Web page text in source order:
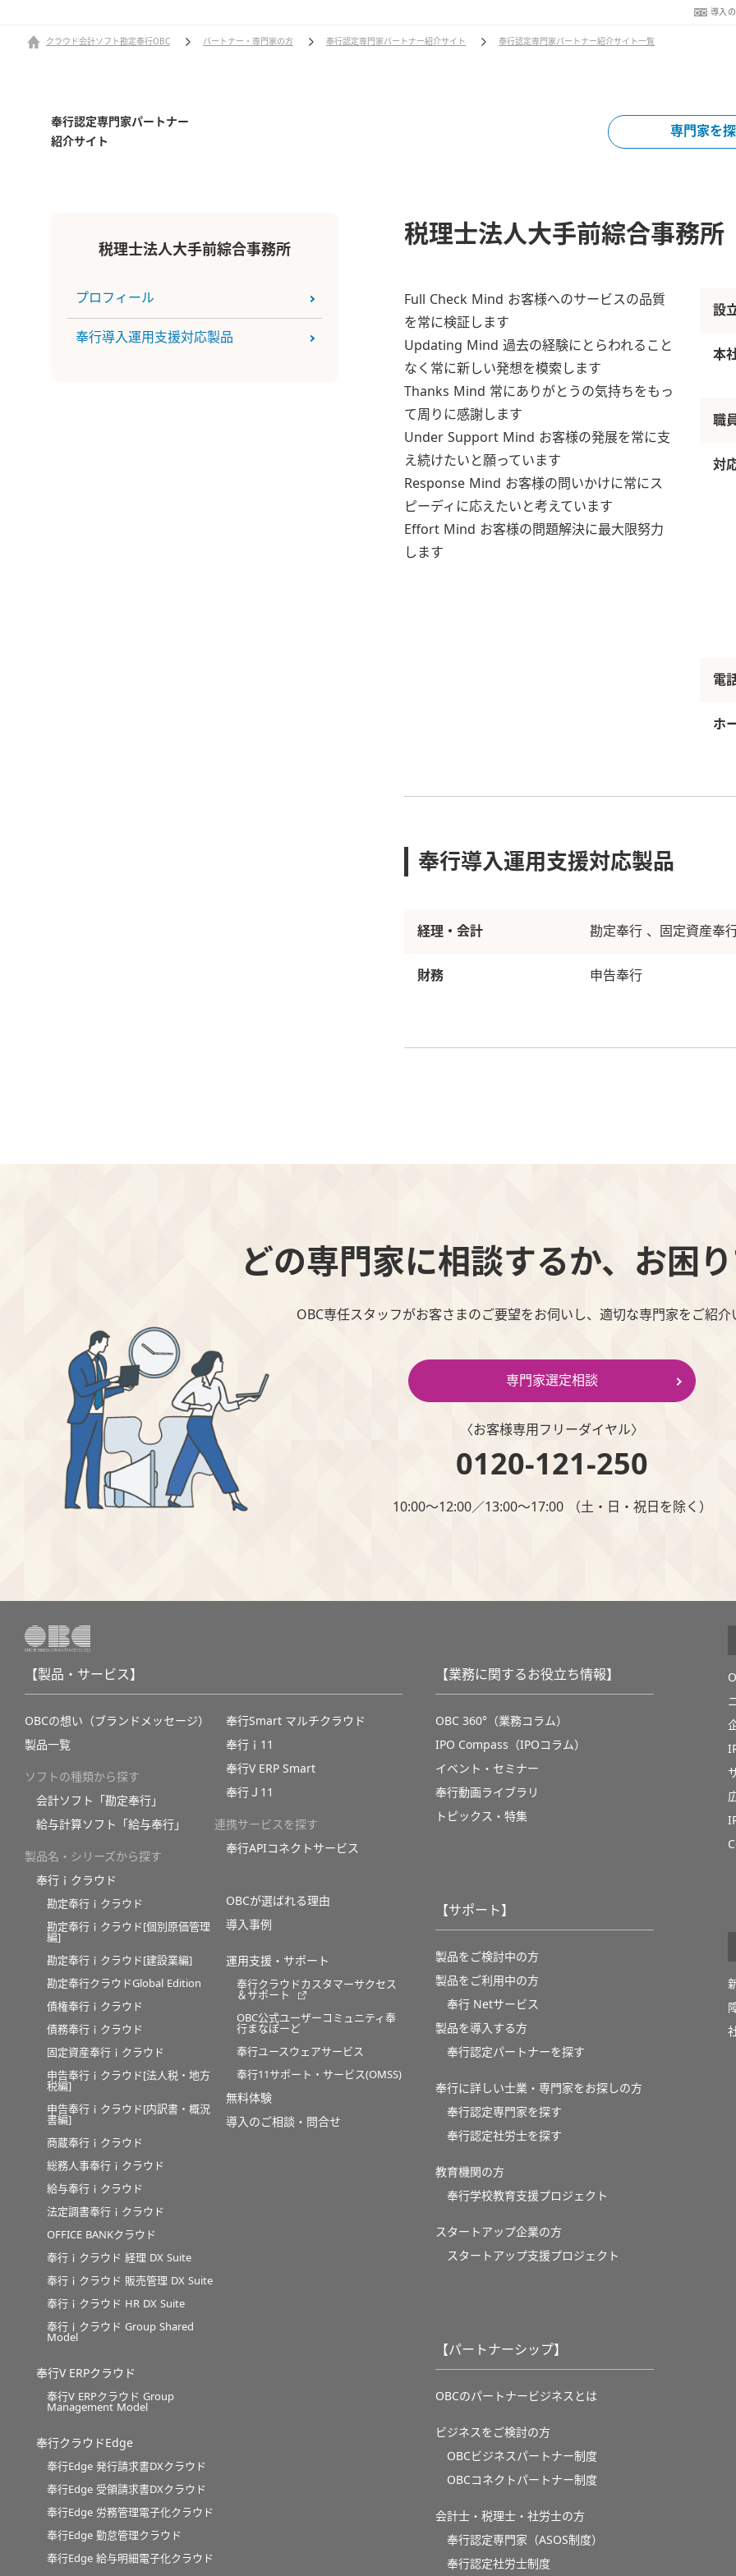
導入
クラウド会計ソフト勘定奉行OBC パートナー・専門家の方 奉行認定専門家パートナー紹介サイト 奉行認定専門家パートナー紹介サイト一覧
奉行認定専門家パートナー
紹介サイト
専門家を
税理士法人大手前綜合事務所
プロフィール
奉行導入運用支援対応製品
税理士法人大手前綜合事務所
Full Check Mind お客様へのサービスの品質
を常に検証します
Updating Mind 過去の経験にとらわれること
なく常に新しい発想を模索します
Thanks Mind 常にありがとうの気持ちをもっ
て周りに感謝します
Under Support Mind お客様の発展を常に支
え続けたいと願っています
Response Mind お客様の問いかけに常にス
ピーディに応えたいと考えています
Effort Mind お客様の問題解決に最大限努力
します
設
本
職
対
電
ホ
奉行導入運用支援対応製品
経理・会計 勘定奉行 固定資産奉
財務 申告奉行
どの専門家に相談するか、お困
OBC専任スタッフがお客さまのご要望をお伺いし、適切な専門家をご紹介
専門家選定相談
〈お客様専⽤フリーダイヤル〉
0120-121-250
10:00～12:00∕13:00～17:00 （⼟・⽇・祝⽇を除く）
【製品・サービス】
OBCの想い（ブランドメッセージ）
製品一覧
ソフトの種類から探す
会計ソフト「勘定奉行」
給与計算ソフト「給与奉行」
製品名・シリーズから探す
奉行ｉクラウド
勘定奉行ｉクラウド
勘定奉行ｉクラウド[個別原価管理
編]
勘定奉行ｉクラウド[建設業編]
勘定奉行クラウドGlobal Edition
債権奉行ｉクラウド
債務奉行ｉクラウド
固定資産奉行ｉクラウド
申告奉行ｉクラウド[法人税・地方
税編]
申告奉行ｉクラウド[内訳書・概況
書編]
商蔵奉行ｉクラウド
総務人事奉行ｉクラウド
給与奉行ｉクラウド
法定調書奉行ｉクラウド
OFFICE BANKクラウド
奉行ｉクラウド 経理 DX Suite
奉行ｉクラウド 販売管理 DX Suite
奉行ｉクラウド HR DX Suite
奉行ｉクラウド Group Shared
Model
奉行V ERPクラウド
奉行V ERPクラウド Group
Management Model
奉行クラウドEdge
奉行Edge 発行請求書DXクラウド
奉行Edge 受領請求書DXクラウド
奉行Edge 労務管理電子化クラウド
奉行Edge 勤怠管理クラウド
奉行Edge 給与明細電子化クラウド
奉行Smart マルチクラウド
奉行ｉ11
奉行V ERP Smart
奉行Ｊ11
連携サービスを探す
奉行APIコネクトサービス
OBCが選ばれる理由
導入事例
運用支援・サポート
奉行クラウドカスタマーサクセス
＆サポート
OBC公式ユーザーコミュニティ奉
行まなぼーど
奉行ユースウェアサービス
奉行11サポート・サービス(OMSS)
無料体験
導入のご相談・問合せ
【業務に関するお役立ち情報】
OBC 360°（業務コラム）
IPO Compass（IPOコラム）
イベント・セミナー
奉行動画ライブラリ
トピックス・特集
【サポート】
製品をご検討中の方
製品をご利用中の方
奉行 Netサービス
製品を導入する方
奉行認定パートナーを探す
奉行に詳しい士業・専門家をお探しの方
奉行認定専門家を探す
奉行認定社労士を探す
教育機関の方
奉⾏学校教育⽀援プロジェクト
スタートアップ企業の方
スタートアップ支援プロジェクト
【パートナーシップ】
OBCのパートナービジネスとは
ビジネスをご検討の方
OBCビジネスパートナー制度
OBCコネクトパートナー制度
会計士・税理士・社労士の方
奉行認定専門家（ASOS制度）
奉行認定社労士制度